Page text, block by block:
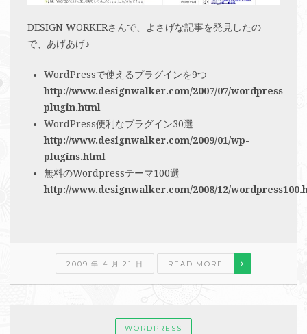
DESIGN WORKERさんで、よさげな記事を発見したの
で、あげあげ♪
WordPressで使えるプラグインを9つ
http://www.designwalker.com/2007/07/wordpress-
plugin.html
WordPress便利なプラグイン30選
http://www.designwalker.com/2009/01/wp-
plugins.html
無料のWordpressテーマ100選
http://www.designwalker.com/2008/12/
2009 年 4 月 21 日 READ MORE
WORDPRESS